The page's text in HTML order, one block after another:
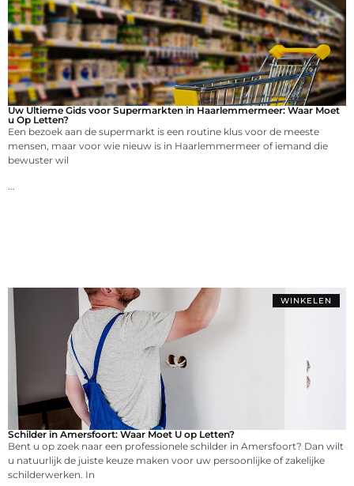
Uw Ultieme Gids voor Supermarkten in Haarlemmermeer: Waar Moet
u Op Letten?
Een bezoek aan de supermarkt is een routine klus voor de meeste
mensen, maar voor wie nieuw is in Haarlemmermeer of iemand die
bewuster wil
WINKELEN
Schilder in Amersfoort: Waar Moet U op Letten?
Bent u op zoek naar een professionele schilder in Amersfoort? Dan wilt
u natuurlijk de juiste keuze maken voor uw persoonlijke of zakelijke
schilderwerken. In